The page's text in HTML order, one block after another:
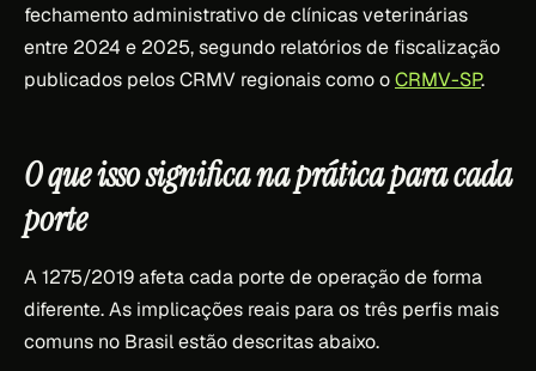
fechamento administrativo de clínicas veterinárias
entre 2024 e 2025, segundo relatórios de fiscalização
publicados pelos CRMV regionais como oCRMV-SP.
O que isso significa na prática para cada
porte
A 1275/2019 afeta cada porte de operação de forma
diferente. As implicações reais para os três perfis mais
comuns no Brasil estão descritas abaixo.